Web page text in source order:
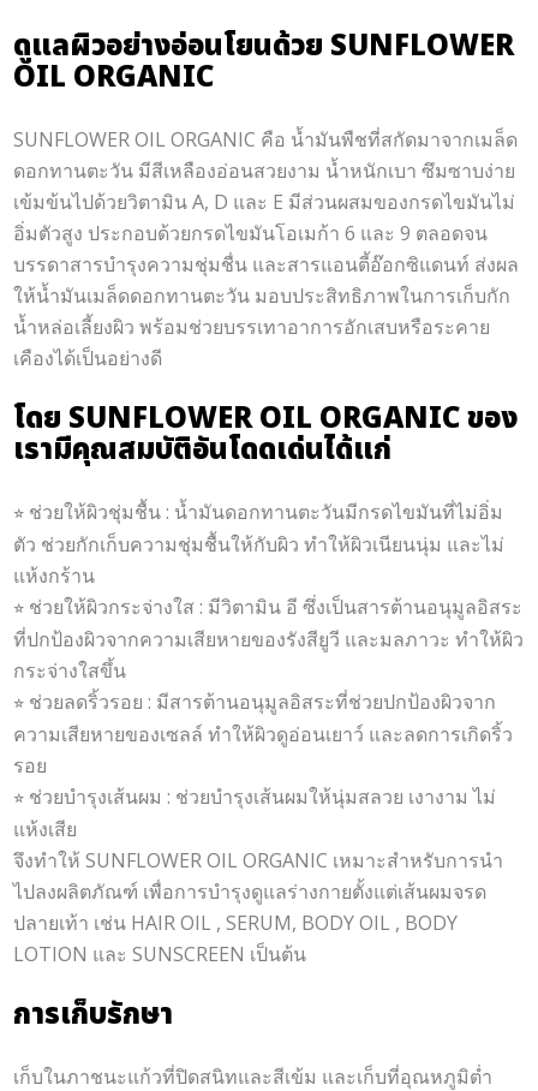
ดูแลผิวอย่างอ่อนโยนด้วย SUNFLOWER
OIL ORGANIC
SUNFLOWER OIL ORGANIC คือ น้ำมันพืชที่สกัดมาจากเมล็ด
ดอกทานตะวัน มีสีเหลืองอ่อนสวยงาม น้ำหนักเบา ซึมซาบง่าย
เข้มข้นไปด้วยวิตามิน A, D และ E มีส่วนผสมของกรดไขมันไม่
อิ่มตัวสูง ประกอบด้วยกรดไขมันโอเมก้า 6 และ 9 ตลอดจน
บรรดาสารบำรุงความชุ่มชื่น และสารแอนตี้อ๊อกซิแดนท์ ส่งผล
ให้น้ำมันเมล็ดดอกทานตะวัน มอบประสิทธิภาพในการเก็บกัก
น้ำหล่อเลี้ยงผิว พร้อมช่วยบรรเทาอาการอักเสบหรือระคาย
เคืองได้เป็นอย่างดี
โดย SUNFLOWER OIL ORGANIC ของ
เรามีคุณสมบัติอันโดดเด่นได้แก่
⭐︎ ช่วยให้ผิวชุ่มชื้น : น้ำมันดอกทานตะวันมีกรดไขมันที่ไม่อิ่ม
ตัว ช่วยกักเก็บความชุ่มชื้นให้กับผิว ทำให้ผิวเนียนนุ่ม และไม่
แห้งกร้าน
⭐︎ ช่วยให้ผิวกระจ่างใส : มีวิตามิน อี ซึ่งเป็นสารต้านอนุมูลอิสระ
ที่ปกป้องผิวจากความเสียหายของรังสียูวี และมลภาวะ ทำให้ผิว
กระจ่างใสขึ้น
⭐︎ ช่วยลดริ้วรอย : มีสารต้านอนุมูลอิสระที่ช่วยปกป้องผิวจาก
ความเสียหายของเซลล์ ทำให้ผิวดูอ่อนเยาว์ และลดการเกิดริ้ว
รอย
⭐︎ ช่วยบำรุงเส้นผม : ช่วยบำรุงเส้นผมให้นุ่มสลวย เงางาม ไม่
แห้งเสีย
จึงทำให้ SUNFLOWER OIL ORGANIC เหมาะสำหรับการนำ
ไปลงผลิตภัณฑ์ เพื่อการบำรุงดูแลร่างกายตั้งแต่เส้นผมจรด
ปลายเท้า เช่น HAIR OIL , SERUM, BODY OIL , BODY
LOTION และ SUNSCREEN เป็นต้น
การเก็บรักษา
เก็บในภาชนะแก้วที่ปิดสนิทและสีเข้ม และเก็บที่อุณหภูมิต่ำ